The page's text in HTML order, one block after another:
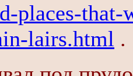
places-
lairs.html .